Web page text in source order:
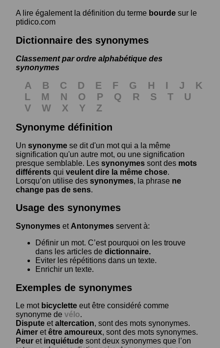
A lire également la définition du terme bourde sur le
ptidico.com
Dictionnaire des synonymes
Classement par ordre alphabétique des
synonymes
A B C D E F G H I J
K
L
M N O P Q R S T
U
V
W X Y
Z
Synonyme définition
Un synonyme se dit d'un mot qui a la même
signification qu'un autre mot, ou une signification
presque semblable. Les synonymes sont des mots
différents qui veulent dire la même chose.
Lorsqu’on utilise des synonymes, la phrase ne
change pas de sens.
Usage des synonymes
Synonymes et Antonymes servent à:
Définir un mot. C’est pourquoi on les trouve
dans les articles de dictionnaire.
Eviter les répétitions dans un texte.
Enrichir un texte.
Exemples de synonymes
Le mot bicyclette eut être considéré comme
synonyme de vélo.
Dispute etaltercation, sont des mots synonymes.
Aimer etêtre amoureux, sont des mots synonymes.
Peur et inquiétude sont deux synonymes que l’on